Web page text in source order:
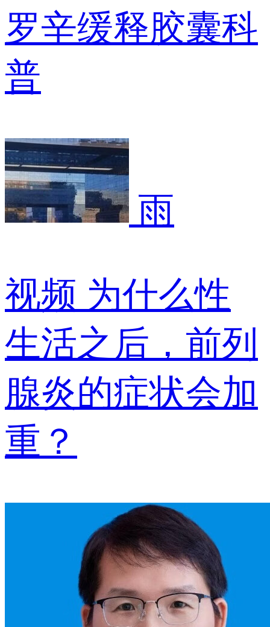
罗辛缓释胶囊科
普
雨
视频 为什么性
生活之后，前列
腺炎的症状会加
重？